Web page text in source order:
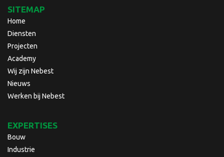
SITEMAP
Home
Diensten
Projecten
Academy
Wij zijn Nebest
Nieuws
Werken bij Nebest
EXPERTISES
Bouw
Industrie